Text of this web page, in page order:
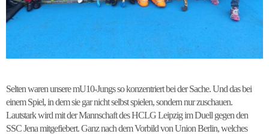
Selten waren unsere mU10-Jungs so konzentriert bei der Sache. Und das bei
einem Spiel, in dem sie gar nicht selbst spielen, sondern nur zuschauen.
Lautstark wird mit der Mannschaft des HCLG Leipzig im Duell gegen den
SSC Jena mitgefiebert. Ganz nach dem Vorbild von Union Berlin, welches